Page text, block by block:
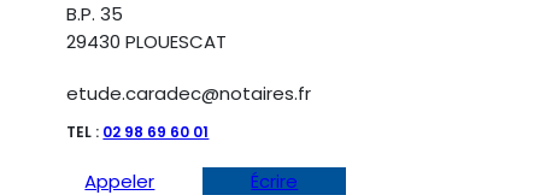
B.P. 35
29430 PLOUESCAT
etude.caradec@notaires.fr
TEL : 02 98 69 60 01
Appeler Écrire